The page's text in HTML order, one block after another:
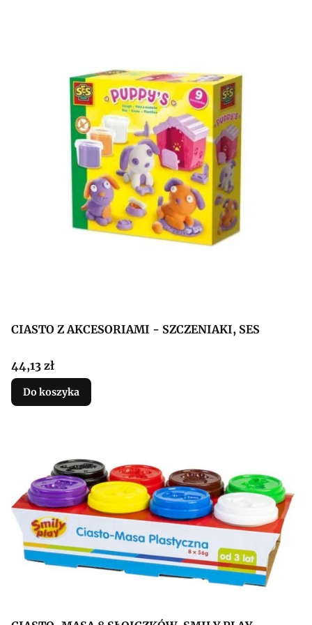
CIASTO Z AKCESORIAMI - SZCZENIAKI, SES
Cena
44,13 zł
Do koszyka